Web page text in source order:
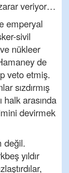
veriyor…
emperyal
sivil
nükleer
de
veto etmiş.
sızdırmış
halk arasında
devirmek
değil.
yıldır